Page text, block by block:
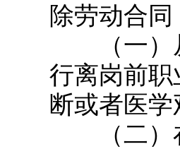
除劳动合同
（一）从
行离岗前
断或者医
（二）在